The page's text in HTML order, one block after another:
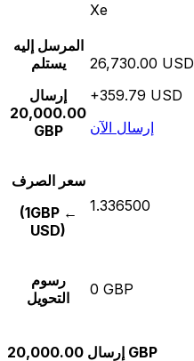
Xe
المرسل إليه
يستلم
إرسال
20,000.00
GBP
26,730.00 USD
+359.79 USD
إرسال الآن
سعر الصرف
(1GBP ←
USD)
1.336500
رسوم
التحويل
0 GBP
إرسال 20,000.00 GBP